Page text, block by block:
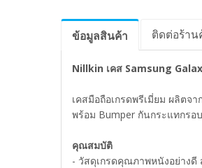
ข้อมูลสินค้า ติดต่อร้าน
Nillkin เคส Samsung
เคสมือถือเกรดพรีเมี่ยม ผลิต
พร้อม Bumper กันกระแทกรอ
คุณสมบัติ
- วัสดุเกรดคุณภาพหนังอย่าง